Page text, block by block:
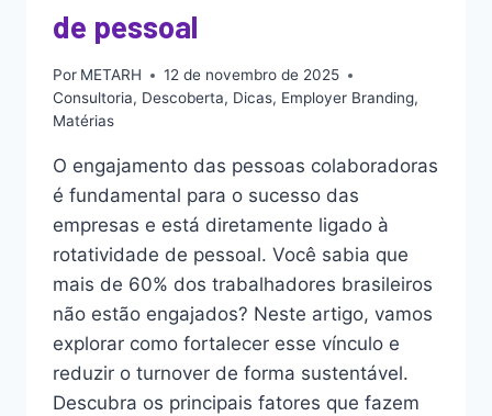
de pessoal
Por METARH
12 de novembro de 2025
Consultoria, Descoberta, Dicas, Employer Branding,
Matérias
O engajamento das pessoas colaboradoras
é fundamental para o sucesso das
empresas e está diretamente ligado à
rotatividade de pessoal. Você sabia que
mais de 60% dos trabalhadores brasileiros
não estão engajados? Neste artigo, vamos
explorar como fortalecer esse vínculo e
reduzir o turnover de forma sustentável.
Descubra os principais fatores que fazem